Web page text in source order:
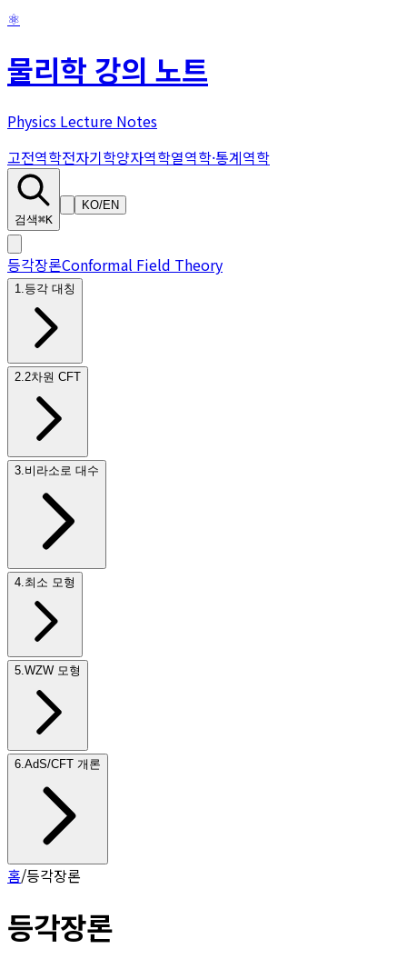
⚛
물리학 강의 노트
Physics Lecture Notes
고전역학전자기학양자역학열역학·통계역학
검색⌘K
KO/EN
등각장론Conformal Field Theory
1 등각 대칭
2 2차원 CFT
3 비라소로 대수
4 최소 모형
5 WZW 모형
6 AdS/CFT 개론
홈/등각장론
등각장론